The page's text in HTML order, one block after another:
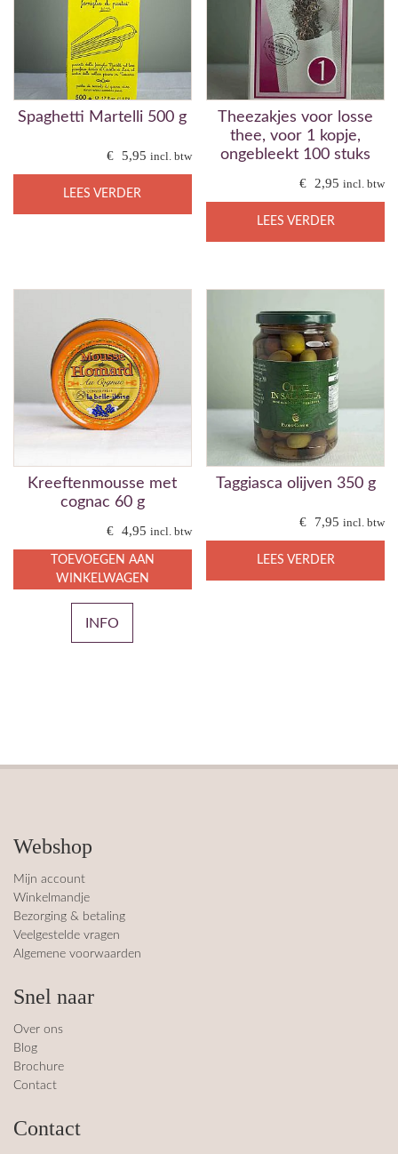
Spaghetti Martelli 500 g
€ 5,95 incl. btw
LEES VERDER
Theezakjes voor losse
thee, voor 1 kopje,
ongebleekt 100 stuks
€ 2,95 incl. btw
LEES VERDER
Kreeftenmousse met
cognac 60 g
€ 4,95 incl. btw
TOEVOEGEN AAN
WINKELWAGEN
INFO
Taggiasca olijven 350 g
€ 7,95 incl. btw
LEES VERDER
Webshop
Mijn account
Winkelmandje
Bezorging & betaling
Veelgestelde vragen
Algemene voorwaarden
Snel naar
Over ons
Blog
Brochure
Contact
Contact